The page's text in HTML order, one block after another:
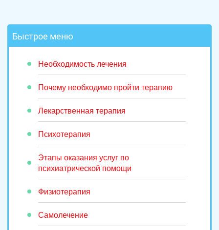
Быстрое меню
Необходимость лечения
Почему необходимо пройти терапию
Лекарственная терапия
Психотерапия
Этапы оказания услуг по
психиатрической помощи
Физиотерапия
Самолечение